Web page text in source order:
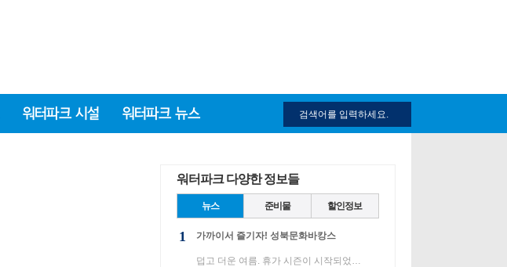
워터파크 시설 워터파크 뉴스
워터파크 다양한 정보들
뉴스 준비물 할인정보
1 가까이서 즐기자! 성북문화바캉스
덥고 더운 여름. 휴가 시즌이 시작되었습니다. 성북구는 여름 방학이 시작되면 학교 운동장에서 온 가족이 ...